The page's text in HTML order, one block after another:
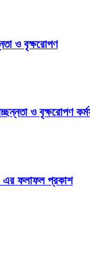
ও বৃক্ষরোপণ
ও বৃক্ষরোপণ
এর ফলাফল প্রকাশ